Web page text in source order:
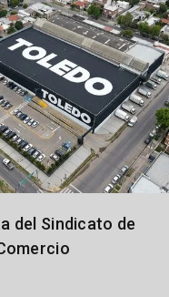
del Sindicato de